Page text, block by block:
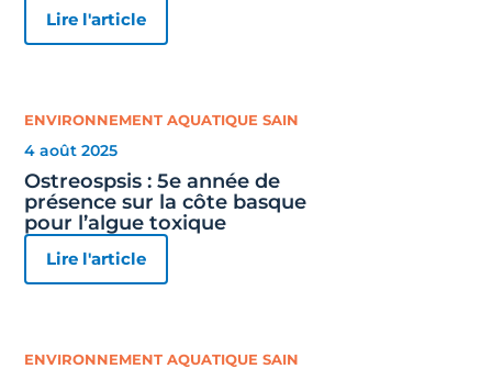
Lire l'article
ENVIRONNEMENT AQUATIQUE SAIN
4 août 2025
Ostreospsis : 5e année de
présence sur la côte basque
pour l’algue toxique
Lire l'article
ENVIRONNEMENT AQUATIQUE SAIN